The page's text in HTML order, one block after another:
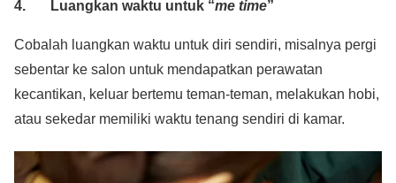
4. Luangkan waktu untuk “me time”
Cobalah luangkan waktu untuk diri sendiri, misalnya pergi
sebentar ke salon untuk mendapatkan perawatan
kecantikan, keluar bertemu teman-teman, melakukan hobi,
atau sekedar memiliki waktu tenang sendiri di kamar.